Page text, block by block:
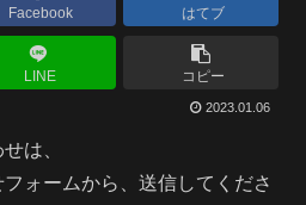
Facebook はてブ
LINE コピー
2023.01.06
は、
ォームから、送信してくださ